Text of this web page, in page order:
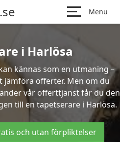
Menu
i Harlösa
kännas som en utmaning –
jämföra offerter. Men om du
vår offerttjänst får du den
till en tapetserare i Harlösa.
och utan förpliktelser